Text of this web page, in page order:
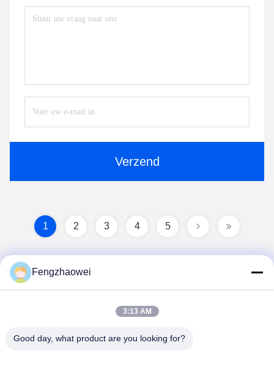
Verzend
1 2 3 4 5
Shenzhen Fengzhaowei Technology Co.,Ltd
Fengzhaowei
3:13 AM
Good day, what product are you looking for?